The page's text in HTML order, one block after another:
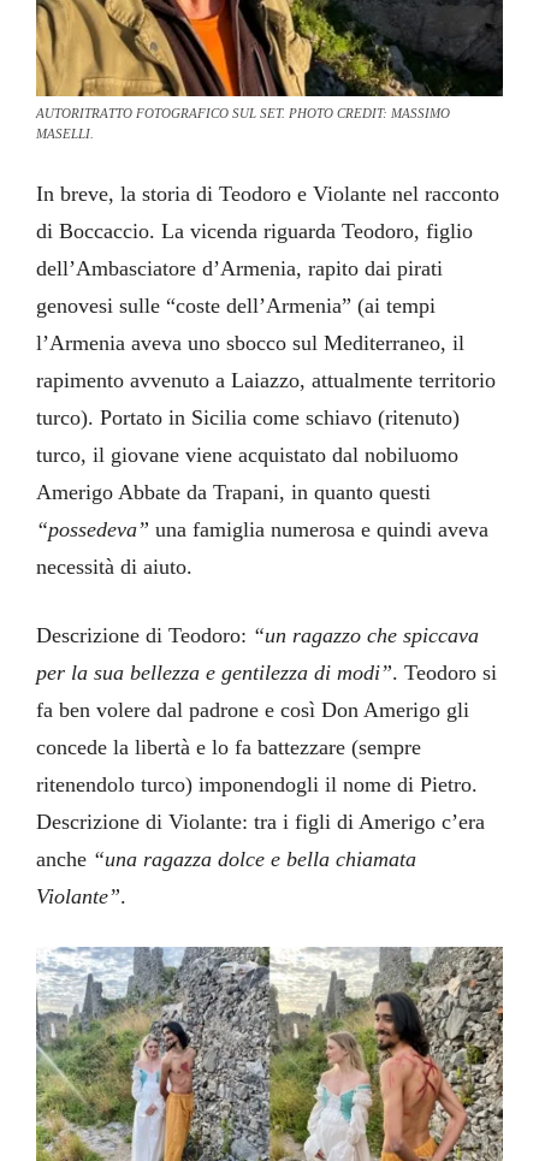
AUTORITRATTO FOTOGRAFICO SUL SET. PHOTO CREDIT: MASSIMO
MASELLI.
In breve, la storia di Teodoro e Violante nel racconto
di Boccaccio. La vicenda riguarda Teodoro, figlio
dell’Ambasciatore d’Armenia, rapito dai pirati
genovesi sulle “coste dell’Armenia” (ai tempi
l’Armenia aveva uno sbocco sul Mediterraneo, il
rapimento avvenuto a Laiazzo, attualmente territorio
turco). Portato in Sicilia come schiavo (ritenuto)
turco, il giovane viene acquistato dal nobiluomo
Amerigo Abbate da Trapani, in quanto questi
“possedeva” una famiglia numerosa e quindi aveva
necessità di aiuto.
Descrizione di Teodoro: “un ragazzo che spiccava
per la sua bellezza e gentilezza di modi”. Teodoro si
fa ben volere dal padrone e così Don Amerigo gli
concede la libertà e lo fa battezzare (sempre
ritenendolo turco) imponendogli il nome di Pietro.
Descrizione di Violante: tra i figli di Amerigo c’era
anche “una ragazza dolce e bella chiamata
Violante”.